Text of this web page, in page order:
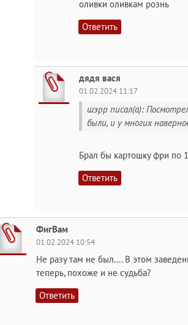
оливки оливкам рознь
Ответить
дядя вася
01.02.2024 11:17
шэрр писал(а):
были, и у многих
Брал бы картошку фри по
Ответить
ФигВам
01.02.2024 10:54
Не разу там не был.... В этом
теперь, похоже и не судьба?
Ответить